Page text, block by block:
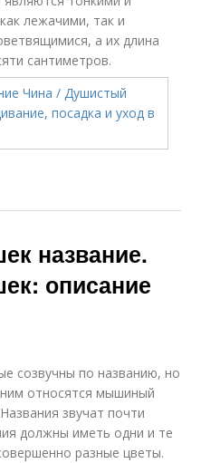
лежачими, так и
а их длина
сантиметров.
название.
описание
созвучны по названию, но
относятся мышиный
звучат почти
должны иметь одни и те
разные цветы.